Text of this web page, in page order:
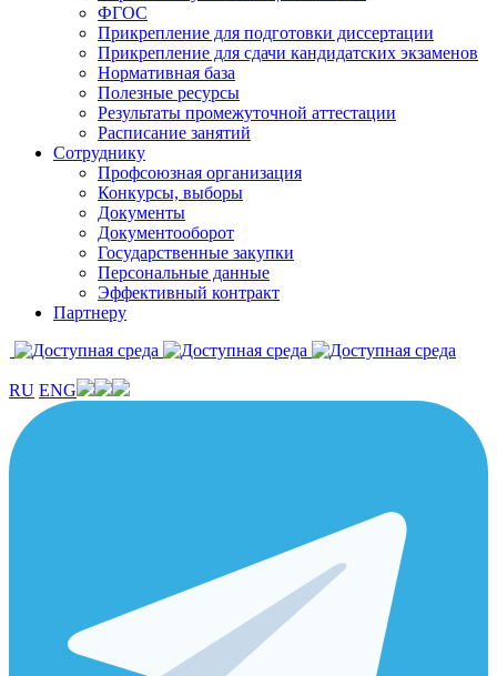
ФГОС
Прикрепление для подготовки диссертации
Прикрепление для сдачи кандидатских экзаменов
Нормативная база
Полезные ресурсы
Результаты промежуточной аттестации
Расписание занятий
Сотруднику
Профсоюзная организация
Конкурсы, выборы
Документы
Документооборот
Государственные закупки
Персональные данные
Эффективный контракт
Партнеру
RU ENG